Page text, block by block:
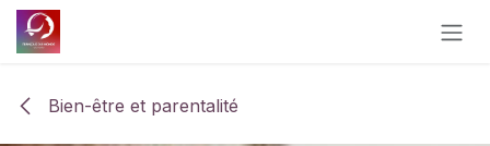
Se rendre au contenu
Bien-être et parentalité